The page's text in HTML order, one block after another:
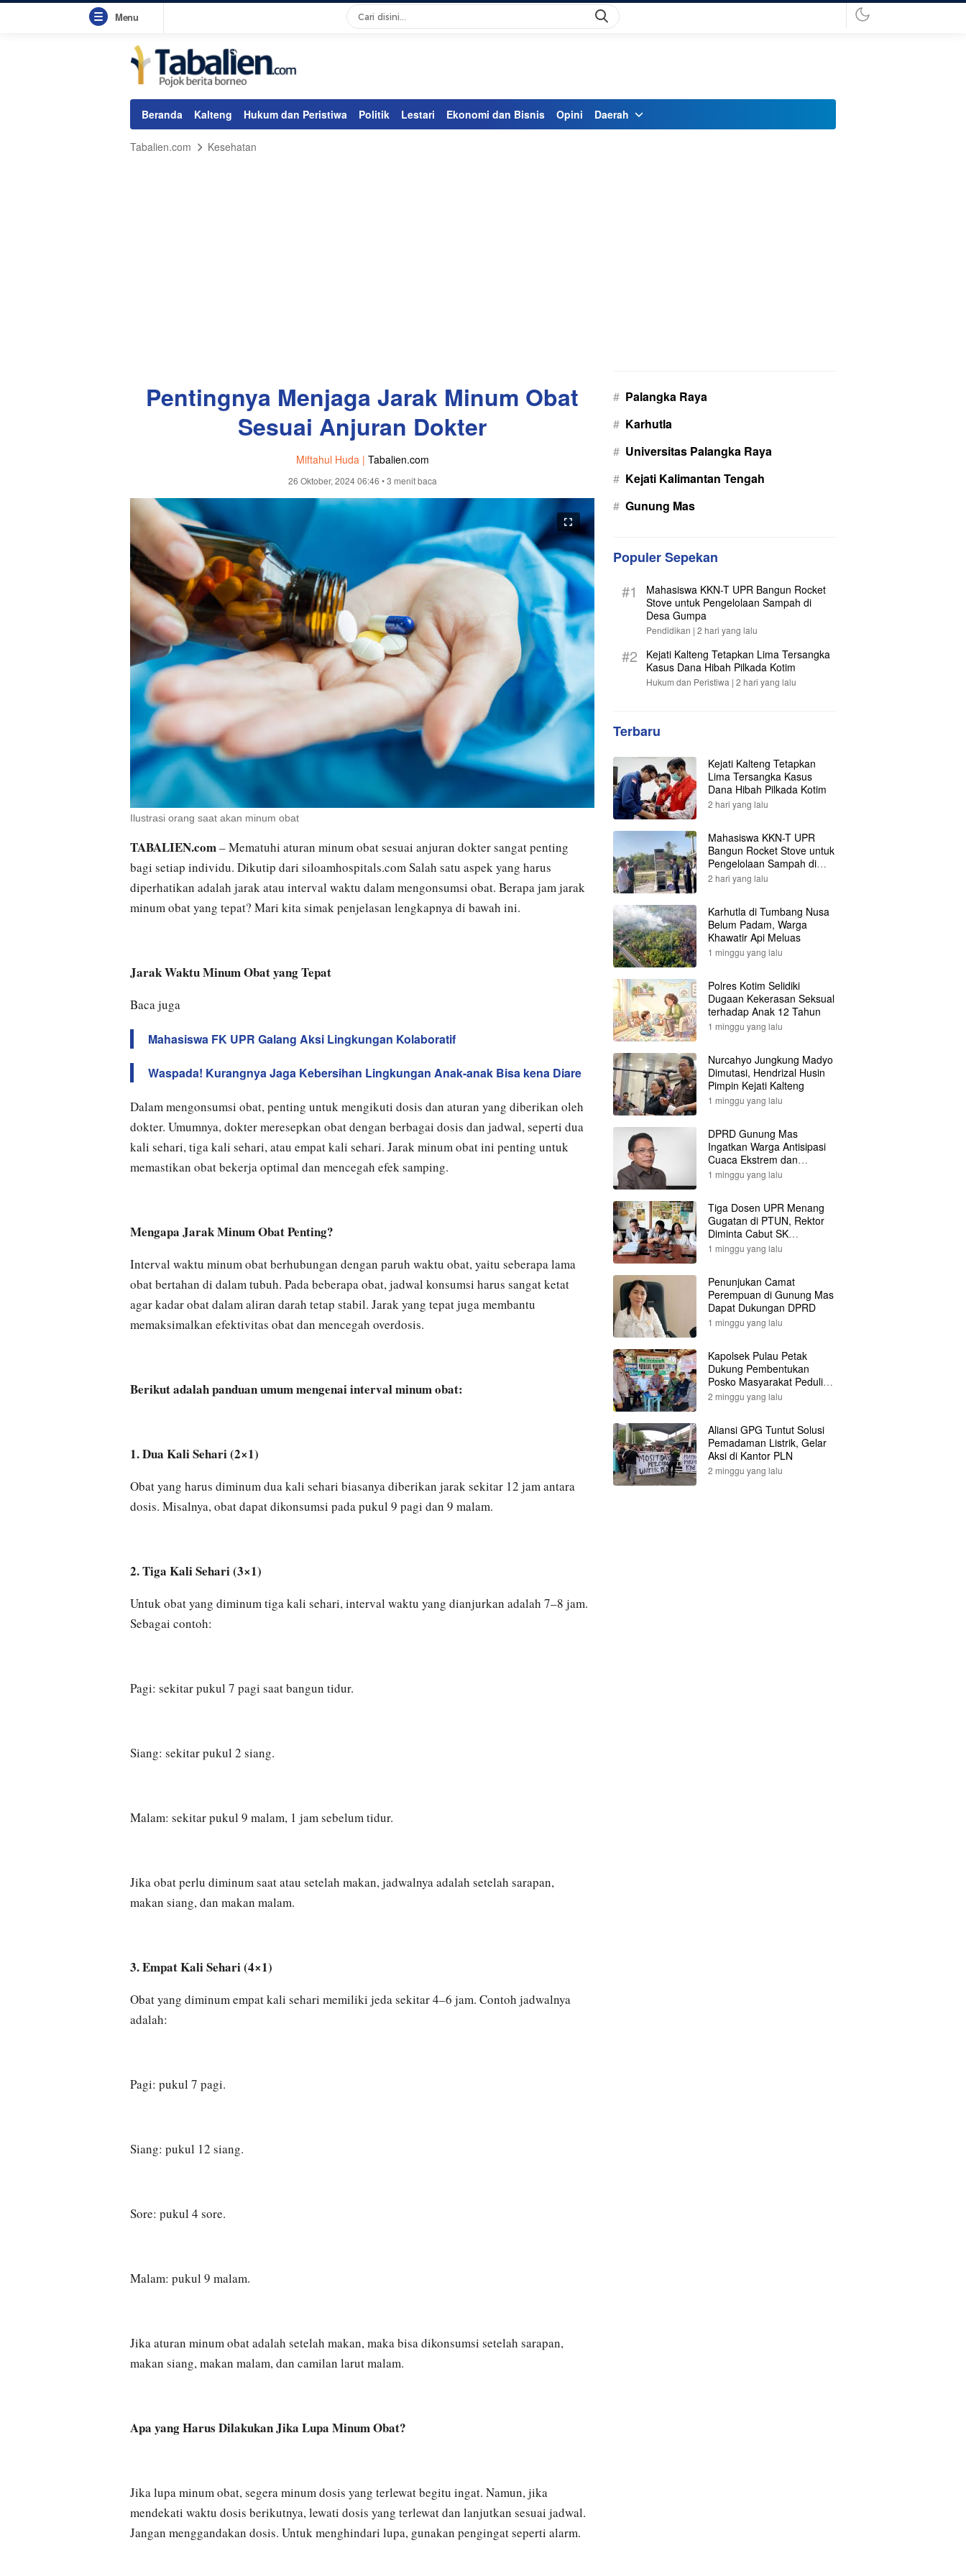
Menu
Beranda Kalteng Hukum dan Peristiwa Politik Lestari Ekonomi dan Bisnis Opini Daerah
Tabalien.com Kesehatan
Pentingnya Menjaga Jarak Minum Obat
Sesuai Anjuran Dokter
Miftahul Huda | Tabalien.com
26 Oktober, 2024 06:46 • 3 menit baca
Ilustrasi orang saat akan minum obat
TABALIEN.com– Mematuhi aturan minum obat sesuai anjuran dokter sangat penting
bagi setiap individu. Dikutip dari siloamhospitals.com Salah satu aspek yang harus
diperhatikan adalah jarak atau interval waktu dalam mengonsumsi obat. Berapa jam jarak
minum obat yang tepat? Mari kita simak penjelasan lengkapnya di bawah ini.
Jarak Waktu Minum Obat yang Tepat
Baca juga
Mahasiswa FK UPR Galang Aksi Lingkungan Kolaboratif
Waspada! Kurangnya Jaga Kebersihan Lingkungan Anak-anak Bisa kena Diare
Dalam mengonsumsi obat, penting untuk mengikuti dosis dan aturan yang diberikan oleh
dokter. Umumnya, dokter meresepkan obat dengan berbagai dosis dan jadwal, seperti dua
kali sehari, tiga kali sehari, atau empat kali sehari. Jarak minum obat ini penting untuk
memastikan obat bekerja optimal dan mencegah efek samping.
Mengapa Jarak Minum Obat Penting?
Interval waktu minum obat berhubungan dengan paruh waktu obat, yaitu seberapa lama
obat bertahan di dalam tubuh. Pada beberapa obat, jadwal konsumsi harus sangat ketat
agar kadar obat dalam aliran darah tetap stabil. Jarak yang tepat juga membantu
memaksimalkan efektivitas obat dan mencegah overdosis.
Berikut adalah panduan umum mengenai interval minum obat:
1. Dua Kali Sehari (2×1)
Obat yang harus diminum dua kali sehari biasanya diberikan jarak sekitar 12 jam antara
dosis. Misalnya, obat dapat dikonsumsi pada pukul 9 pagi dan 9 malam.
2. Tiga Kali Sehari (3×1)
Untuk obat yang diminum tiga kali sehari, interval waktu yang dianjurkan adalah 7–8 jam.
Sebagai contoh:
Pagi: sekitar pukul 7 pagi saat bangun tidur.
Siang: sekitar pukul 2 siang.
Malam: sekitar pukul 9 malam, 1 jam sebelum tidur.
Jika obat perlu diminum saat atau setelah makan, jadwalnya adalah setelah sarapan,
makan siang, dan makan malam.
3. Empat Kali Sehari (4×1)
Obat yang diminum empat kali sehari memiliki jeda sekitar 4–6 jam. Contoh jadwalnya
adalah:
Pagi: pukul 7 pagi.
Siang: pukul 12 siang.
Sore: pukul 4 sore.
Malam: pukul 9 malam.
Jika aturan minum obat adalah setelah makan, maka bisa dikonsumsi setelah sarapan,
makan siang, makan malam, dan camilan larut malam.
Apa yang Harus Dilakukan Jika Lupa Minum Obat?
Jika lupa minum obat, segera minum dosis yang terlewat begitu ingat. Namun, jika
mendekati waktu dosis berikutnya, lewati dosis yang terlewat dan lanjutkan sesuai jadwal.
Jangan menggandakan dosis. Untuk menghindari lupa, gunakan pengingat seperti alarm.
# Palangka Raya
# Karhutla
# Universitas Palangka Raya
# Kejati Kalimantan Tengah
# Gunung Mas
Populer Sepekan
#1
Mahasiswa KKN-T UPR Bangun Rocket
Stove untuk Pengelolaan Sampah di
Desa Gumpa
Pendidikan | 2 hari yang lalu
#2
Kejati Kalteng Tetapkan Lima Tersangka
Kasus Dana Hibah Pilkada Kotim
Hukum dan Peristiwa | 2 hari yang lalu
Terbaru
Kejati Kalteng Tetapkan
Lima Tersangka Kasus
Dana Hibah Pilkada Kotim
2 hari yang lalu
Mahasiswa KKN-T UPR
Bangun Rocket Stove untuk
Pengelolaan Sampah di
Desa Gumpa
2 hari yang lalu
Karhutla di Tumbang Nusa
Belum Padam, Warga
Khawatir Api Meluas
1 minggu yang lalu
Polres Kotim Selidiki
Dugaan Kekerasan Seksual
terhadap Anak 12 Tahun
1 minggu yang lalu
Nurcahyo Jungkung Madyo
Dimutasi, Hendrizal Husin
Pimpin Kejati Kalteng
1 minggu yang lalu
DPRD Gunung Mas
Ingatkan Warga Antisipasi
Cuaca Ekstrem dan
Karhutla
1 minggu yang lalu
Tiga Dosen UPR Menang
Gugatan di PTUN, Rektor
Diminta Cabut SK
Pemberhentian
1 minggu yang lalu
Penunjukan Camat
Perempuan di Gunung Mas
Dapat Dukungan DPRD
1 minggu yang lalu
Kapolsek Pulau Petak
Dukung Pembentukan
Posko Masyarakat Peduli
Api
2 minggu yang lalu
Aliansi GPG Tuntut Solusi
Pemadaman Listrik, Gelar
Aksi di Kantor PLN
2 minggu yang lalu